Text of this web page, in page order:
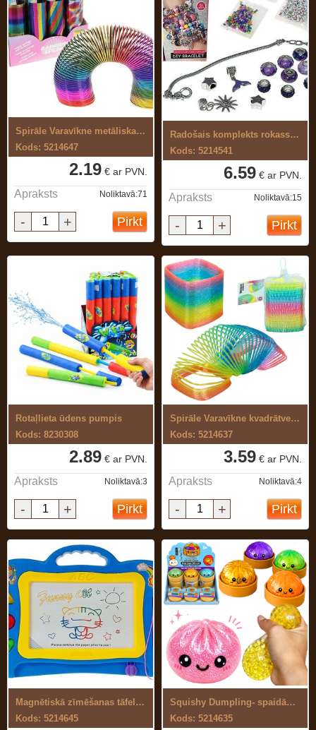
Spirāle Varavīkne metāliska krāsa
Kods: 5214647
2.19 € ar PVN.
Apraksts Noliktavā:71
- + Pirkt
Radošais komplekts rokassprādžu ...
Kods: 5214541
6.59 € ar PVN.
Apraksts Noliktavā:15
- + Pirkt
Rotaļlieta ūdens pumpis
Kods: 8230308
2.89 € ar PVN.
Apraksts Noliktavā:3
- + Pirkt
Spirāle Varavīkne kvadrātveida
Kods: 5214637
3.59 € ar PVN.
Apraksts Noliktavā:4
- + Pirkt
Magnētiskā zīmēšanas tāfele ar ...
Kods: 5214645
Squishy Dumpling- spaidāma rotaļlieta ...
Kods: 5214635